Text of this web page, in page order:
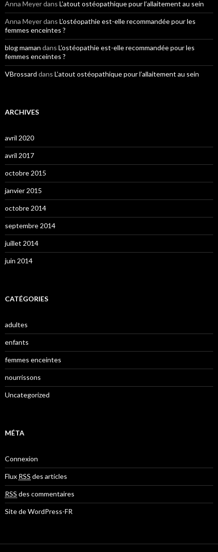
Anna Meyerdans L’atout ostéopathique pour l’allaitement au sein
Anna Meyerdans L’ostéopathie est-elle recommandée pour les
femmes enceintes ?
blog maman dans L’ostéopathie est-elle recommandée pour les
femmes enceintes ?
VBrossard dans L’atout ostéopathique pour l’allaitement au sein
ARCHIVES
avril 2020
avril 2017
octobre 2015
janvier 2015
octobre 2014
septembre 2014
juillet 2014
juin 2014
CATÉGORIES
adultes
enfants
femmes enceintes
nourrissons
Uncategorized
MÉTA
Connexion
Flux RSS des articles
RSS des commentaires
Site de WordPress-FR